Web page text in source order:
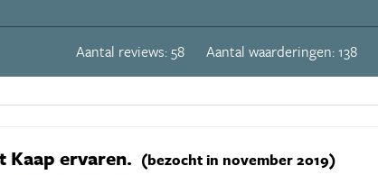
Aantal reviews: 58 Aantal waarderingen: 138
Kaap ervaren. (bezocht in november 2019)